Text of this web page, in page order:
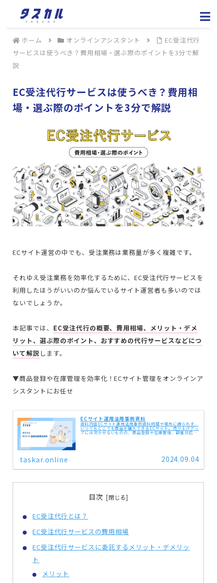
ホーム オンラインアシスタント
EC受注代行
サービスは使うべき？費用相場・選ぶ際のポイントを3分で解
説
EC受注代行サービスは使うべき？費用相
場・選ぶ際のポイントを3分で解説
ECサイト運営の中でも、受注業務は業務量が多く複雑です。
それゆえ受注業務を効率化するために、EC受注代行サービスを
利用したほうがいいのか悩んでいるサイト運営者も多いのでは
ないでしょうか。
本記事では、 EC受注代行の概要、費用相場、メリット・デメ
リット、選ぶ際のポイント、おすすめの代行サービスなどにつ
いて解説 します。
▼商品登録や在庫管理を効率化！ECサイト管理をオンラインア
シスタントにお任せ
ECサイト運用活用事例資料
資料内容ECサイト運用活用事例資料時間や場所に縛られず、
いつでもどこでも商品を購入できるECサイト。売り上げアッ
プには欠かせないものの、商品登録や在庫管理、顧客対応な
taskar.online 2024.09.04
目次
EC受注代行とは？
EC受注代行サービスの費用相場
EC受注代行サービスに委託するメリット・デメリッ
ト
メリット